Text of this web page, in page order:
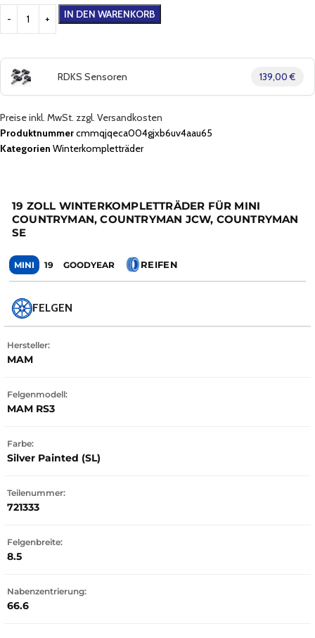
IN DEN WARENKORB
RDKS Sensoren 139,00 €
Preise inkl. MwSt. zzgl. Versandkosten
Produktnummercmmqjqeca004gjxb6uv4aau65
Kategorien Winterkompletträder
19 ZOLL WINTERKOMPLETTRÄDER FÜR MINI
COUNTRYMAN, COUNTRYMAN JCW, COUNTRYMAN
SE
MINI 19 GOODYEAR REIFEN
FELGEN
Hersteller:
MAM
Felgenmodell:
MAM RS3
Farbe:
Silver Painted (SL)
Teilenummer:
721333
Felgenbreite:
8.5
Nabenzentrierung:
66.6